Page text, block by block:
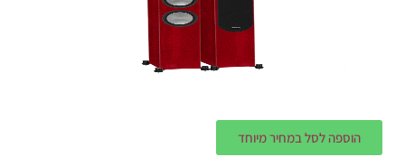
הוספה לסל במחיר מיוחד